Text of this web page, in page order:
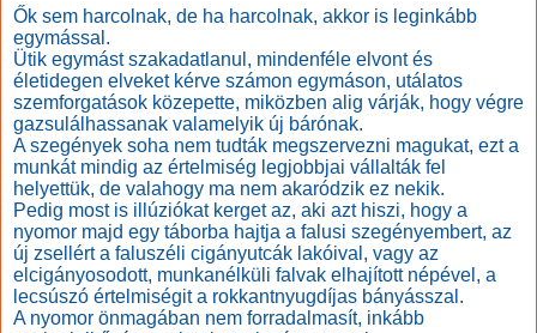
Ők sem harcolnak, de ha harcolnak, akkor is leginkább
egymással.
Ütik egymást szakadatlanul, mindenféle elvont és
életidegen elveket kérve számon egymáson, utálatos
szemforgatások közepette, miközben alig várják, hogy végre
gazsulálhassanak valamelyik új bárónak.
A szegények soha nem tudták megszervezni magukat, ezt a
munkát mindig az értelmiség legjobbjai vállalták fel
helyettük, de valahogy ma nem akaródzik ez nekik.
Pedig most is illúziókat kerget az, aki azt hiszi, hogy a
nyomor majd egy táborba hajtja a falusi szegényembert, az
új zsellért a faluszéli cigányutcák lakóival, vagy az
elcigányosodott, munkanélküli falvak elhajított népével, a
lecsúszó értelmiségit a rokkantnyugdíjas bányásszal.
A nyomor önmagában nem forradalmasít, inkább